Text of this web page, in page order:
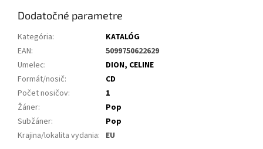
Dodatočné parametre
Kategória:
KATALÓG
EAN:
5099750622629
Umelec:
DION, CELINE
Formát/nosič:
CD
Počet nosičov:
1
Žáner:
Pop
Subžáner:
Pop
Krajina/lokalita vydania: EU